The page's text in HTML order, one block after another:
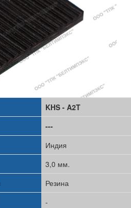
KHS - A2T
---
Индия
3,0 мм.
Резина
-